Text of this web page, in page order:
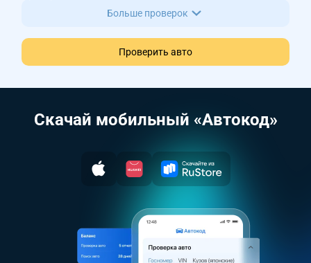
Больше проверок
Проверить авто
Скачай мобильный «Автокод»